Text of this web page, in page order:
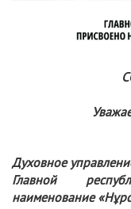
Духовное
Главной
наименование